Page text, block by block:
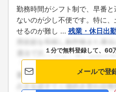
勤務時間がシフト制で、早番
ないのが少し不便です。特に
せるのが難し ... 残業・休日出
１分で無料登録して、60
メールで登